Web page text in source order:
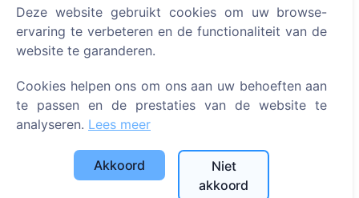
Zoeken
Zoeken naar overledenen
Diensten
Contacten
SIA "CEMETY", LV40103618951
Deze website gebruikt cookies om uw browse-
ervaring te verbeteren en de functionaliteit van de
website te garanderen.
Cookies helpen ons om ons aan uw behoeften aan
te passen en de prestaties van de website te
analyseren. Lees meer
Akkoord
Niet
akkoord